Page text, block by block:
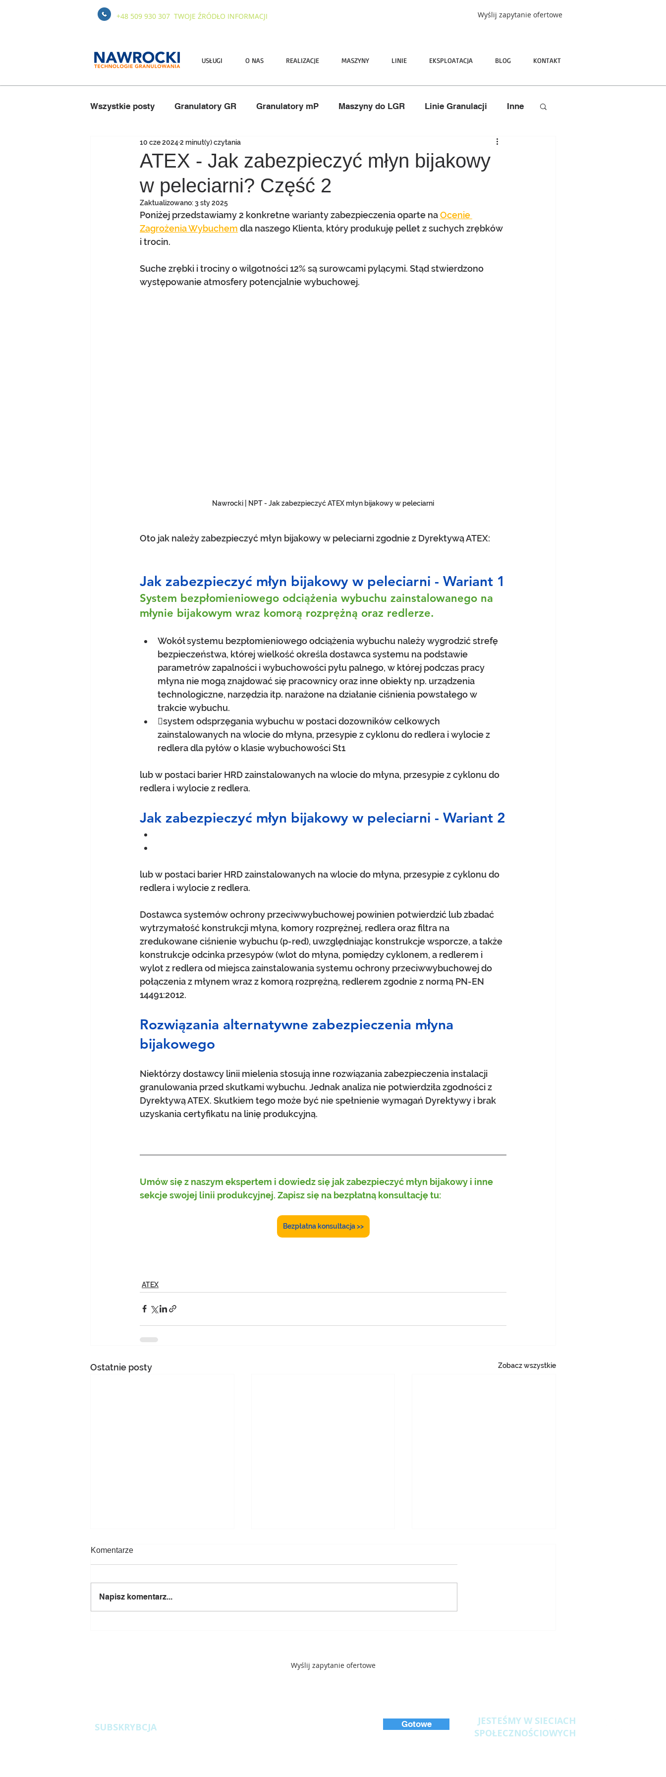
Wyślij zapytanie ofertowe
+48 509 930 307 TWOJE ŹRÓDŁO INFORMACJI
USŁUGI O NAS REALIZACJE MASZYNY LINIE EKSPLOATACJA BLOG KONTAKT
Wszystkie posty Granulatory GR Granulatory mP Maszyny do LGR Linie Granulacji Inne
Eksploatacja Słoma i siano
ATEX - Jak zabezpieczyć młyn bijakowy
w peleciarni? Część 2
10 cze 20242 minut(y) czytania
Zaktualizowano:3 sty 2025
Poniżej przedstawiamy 2 konkretne warianty zabezpieczenia oparte na Ocenie
Zagrożenia Wybuchem dla naszego Klienta, który produkuję pellet z suchych zrębków
i trocin.
Suche zrębki i trociny o wilgotności 12% są surowcami pylącymi. Stąd stwierdzono
występowanie atmosfery potencjalnie wybuchowej.
Nawrocki | NPT - Jak zabezpieczyć ATEX młyn bijakowy w peleciarni
Oto jak należy zabezpieczyć młyn bijakowy w peleciarni zgodnie z Dyrektywą ATEX:
Jak zabezpieczyć młyn bijakowy w peleciarni - Wariant 1
System bezpłomieniowego odciążenia wybuchu zainstalowanego na
młynie bijakowym wraz komorą rozprężną oraz redlerze.
Wokół systemu bezpłomieniowego odciążenia wybuchu należy wygrodzić strefę
bezpieczeństwa, której wielkość określa dostawca systemu na podstawie
parametrów zapalności i wybuchowości pyłu palnego, w której podczas pracy
młyna nie mogą znajdować się pracownicy oraz inne obiekty np. urządzenia
technologiczne, narzędzia itp. narażone na działanie ciśnienia powstałego w
trakcie wybuchu.
system odsprzęgania wybuchu w postaci dozowników celkowych
zainstalowanych na wlocie do młyna, przesypie z cyklonu do redlera i wylocie z
redlera dla pyłów o klasie wybuchowości St1
lub w postaci barier HRD zainstalowanych na wlocie do młyna, przesypie z cyklonu do
redlera i wylocie z redlera.
Jak zabezpieczyć młyn bijakowy w peleciarni - Wariant 2
lub w postaci barier HRD zainstalowanych na wlocie do młyna, przesypie z cyklonu do
redlera i wylocie z redlera.
Dostawca systemów ochrony przeciwwybuchowej powinien potwierdzić lub zbadać
wytrzymałość konstrukcji młyna, komory rozprężnej, redlera oraz filtra na
zredukowane ciśnienie wybuchu (p-red), uwzględniając konstrukcje wsporcze, a także
konstrukcje odcinka przesypów (wlot do młyna, pomiędzy cyklonem, a redlerem i
wylot z redlera od miejsca zainstalowania systemu ochrony przeciwwybuchowej do
połączenia z młynem wraz z komorą rozprężną, redlerem zgodnie z normą PN-EN
14491:2012.
Rozwiązania alternatywne zabezpieczenia młyna
bijakowego
Niektórzy dostawcy linii mielenia stosują inne rozwiązania zabezpieczenia instalacji
granulowania przed skutkami wybuchu. Jednak analiza nie potwierdziła zgodności z
Dyrektywą ATEX. Skutkiem tego może być nie spełnienie wymagań Dyrektywy i brak
uzyskania certyfikatu na linię produkcyjną.
Umów się z naszym ekspertem i dowiedz się jak zabezpieczyć młyn bijakowy i inne
sekcje swojej linii produkcyjnej. Zapisz się na bezpłatną konsultację tu:
Bezpłatna konsultacja >>
ATEX
Ostatnie posty Zobacz wszystkie
Komentarze
Napisz komentarz...
Wyślij zapytanie ofertowe
SUBSKRYBCJA Gotowe
JESTEŚMY W SIECIACH
SPOŁECZNOŚCIOWYCH